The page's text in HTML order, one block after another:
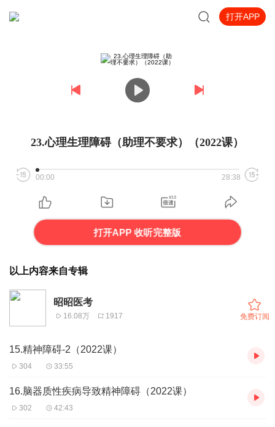
打开APP
23.心理生理障碍（助理不要求）（2022课）
00:00 28:38
打开APP 收听完整版
以上内容来自专辑
昭昭医考
16.08万 1917 免费订阅
15.精神障碍-2（2022课）
304 33:55
16.脑器质性疾病导致精神障碍（2022课）
302 42:43